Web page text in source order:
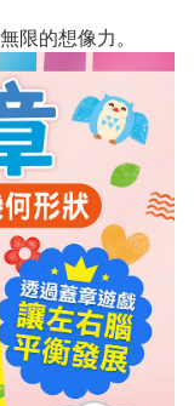
限的想像力。